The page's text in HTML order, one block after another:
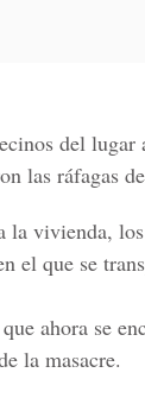
del lugar
las ráfagas
la vivienda,
el que se
ahora se
la masacre.